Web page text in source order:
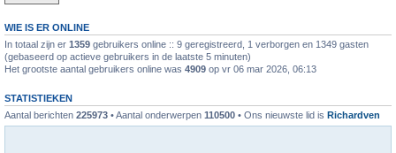
WIE IS ER ONLINE
In totaal zijn er 1359 gebruikers online :: 9 geregistreerd, 1 verborgen en 1349 gasten
(gebaseerd op actieve gebruikers in de laatste 5 minuten)
Het grootste aantal gebruikers online was 4909 op vr 06 mar 2026, 06:13
STATISTIEKEN
Aantal berichten 225973 • Aantal onderwerpen 110500 • Ons nieuwste lid is Richardven